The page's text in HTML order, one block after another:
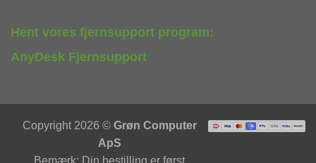
Hent vores fjernsupport program:
AnyDesk Fjernsupport
Copyright 2026 © Grøn Computer
ApS
Bemærk: Din bestilling er først